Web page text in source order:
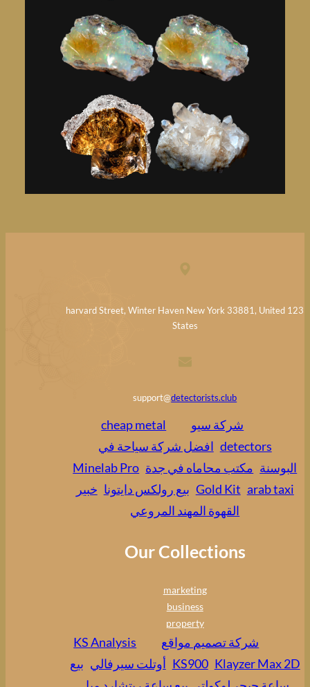
123 harvard Street, Winter Haven New York 33881, United
States
support@detectorists.club
شركة سيو
cheap metal
detectors افضل شركة سياحة في
البوسنة مكتب محاماه في جدة Minelab Pro
Gold Kit arab taxi بيع رولكس دايتونا خبير
القهوة المهند المروعي
Our Collections
marketing
business
property
شركة تصميم مواقع
KS Analysis
KS900 Klayzer Max 2D أوتلت سيرفالي بيع